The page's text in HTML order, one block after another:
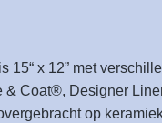
15“ x 12” met
& Coat®, Designer
op